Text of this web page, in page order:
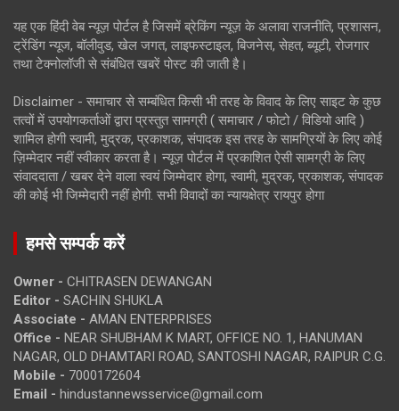
यह एक हिंदी वेब न्यूज़ पोर्टल है जिसमें ब्रेकिंग न्यूज़ के अलावा राजनीति, प्रशासन,
ट्रेंडिंग न्यूज, बॉलीवुड, खेल जगत, लाइफस्टाइल, बिजनेस, सेहत, ब्यूटी, रोजगार
तथा टेक्नोलॉजी से संबंधित खबरें पोस्ट की जाती है।
Disclaimer - समाचार से सम्बंधित किसी भी तरह के विवाद के लिए साइट के कुछ
तत्वों में उपयोगकर्ताओं द्वारा प्रस्तुत सामग्री ( समाचार / फोटो / विडियो आदि )
शामिल होगी स्वामी, मुद्रक, प्रकाशक, संपादक इस तरह के सामग्रियों के लिए कोई
ज़िम्मेदार नहीं स्वीकार करता है। न्यूज़ पोर्टल में प्रकाशित ऐसी सामग्री के लिए
संवाददाता / खबर देने वाला स्वयं जिम्मेदार होगा, स्वामी, मुद्रक, प्रकाशक, संपादक
की कोई भी जिम्मेदारी नहीं होगी. सभी विवादों का न्यायक्षेत्र रायपुर होगा
हमसे सम्पर्क करें
Owner - CHITRASEN DEWANGAN
Editor - SACHIN SHUKLA
Associate - AMAN ENTERPRISES
Office - NEAR SHUBHAM K MART, OFFICE NO. 1, HANUMAN
NAGAR, OLD DHAMTARI ROAD, SANTOSHI NAGAR, RAIPUR C.G.
Mobile - 7000172604
Email - hindustannewsservice@gmail.com